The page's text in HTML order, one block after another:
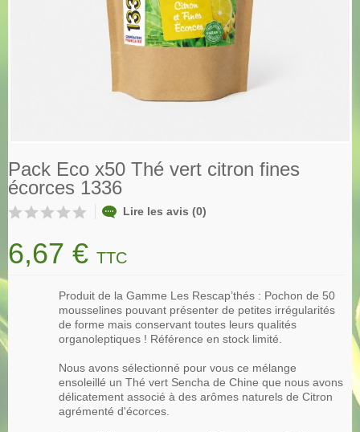
Pack Eco x50 Thé vert citron fines
écorces 1336
Lire les avis (0)
6,67 € TTC
Produit de la Gamme Les Rescap’thés : Pochon de 50
mousselines pouvant présenter de petites irrégularités
de forme mais conservant toutes leurs qualités
organoleptiques ! Référence en stock limité.
Nous avons sélectionné pour vous ce mélange
ensoleillé un Thé vert Sencha de Chine que nous avons
délicatement associé à des arômes naturels de Citron
agrémenté d'écorces.